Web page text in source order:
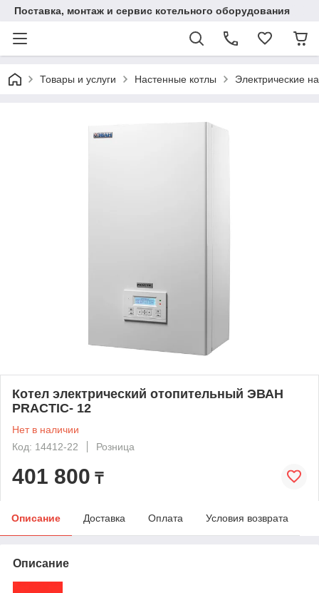
Поставка, монтаж и сервис котельного оборудования
Товары и услуги Настенные котлы Электрические
Котел электрический отопительный ЭВАН
PRACTIC- 12
Нет в наличии
Код: 14412-22
Розница
401 800 ₸
Описание Доставка Оплата Условия возврата
Описание